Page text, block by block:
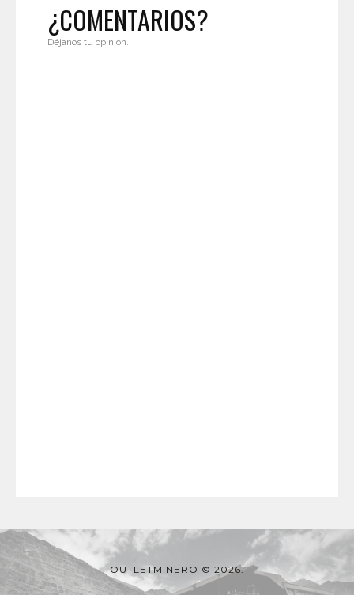
¿COMENTARIOS?
Déjanos tu opinión.
OUTLETMINERO © 2026.